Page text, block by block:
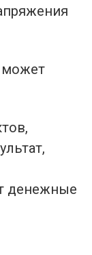
может
денежные